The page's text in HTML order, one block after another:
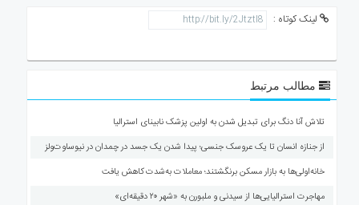
لینک کوتاه :
مطالب مرتبط
تلاش آنا دنگ برای تبدیل شدن به اولین پزشک نابینای استرالیا
از جنازه انسان تا یک عروسک جنسی؛ پیدا شدن یک جسد در چمدان در نیوساوت‌ولز
خانه‌اولی‌ها به بازار مسکن برنگشتند؛ معاملات به‌شدت کاهش یافت
مهاجرت استرالیایی‌ها از سیدنی و ملبورن به «شهر ۲۰ دقیقه‌ای»